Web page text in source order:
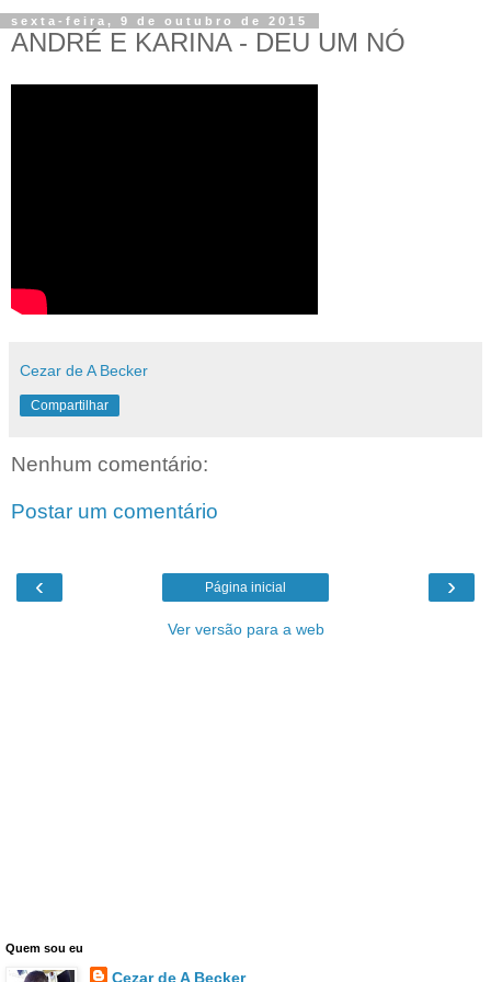
sexta-feira, 9 de outubro de 2015
ANDRÉ E KARINA - DEU UM NÓ
Cezar de A Becker
Compartilhar
Nenhum comentário:
Postar um comentário
‹ ›
Página inicial
Ver versão para a web
Quem sou eu
Cezar de A Becker